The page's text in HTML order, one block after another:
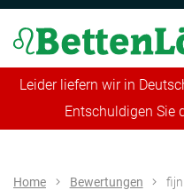
Leider liefern wir in
Entschuldigen Sie
Home Bewertungen